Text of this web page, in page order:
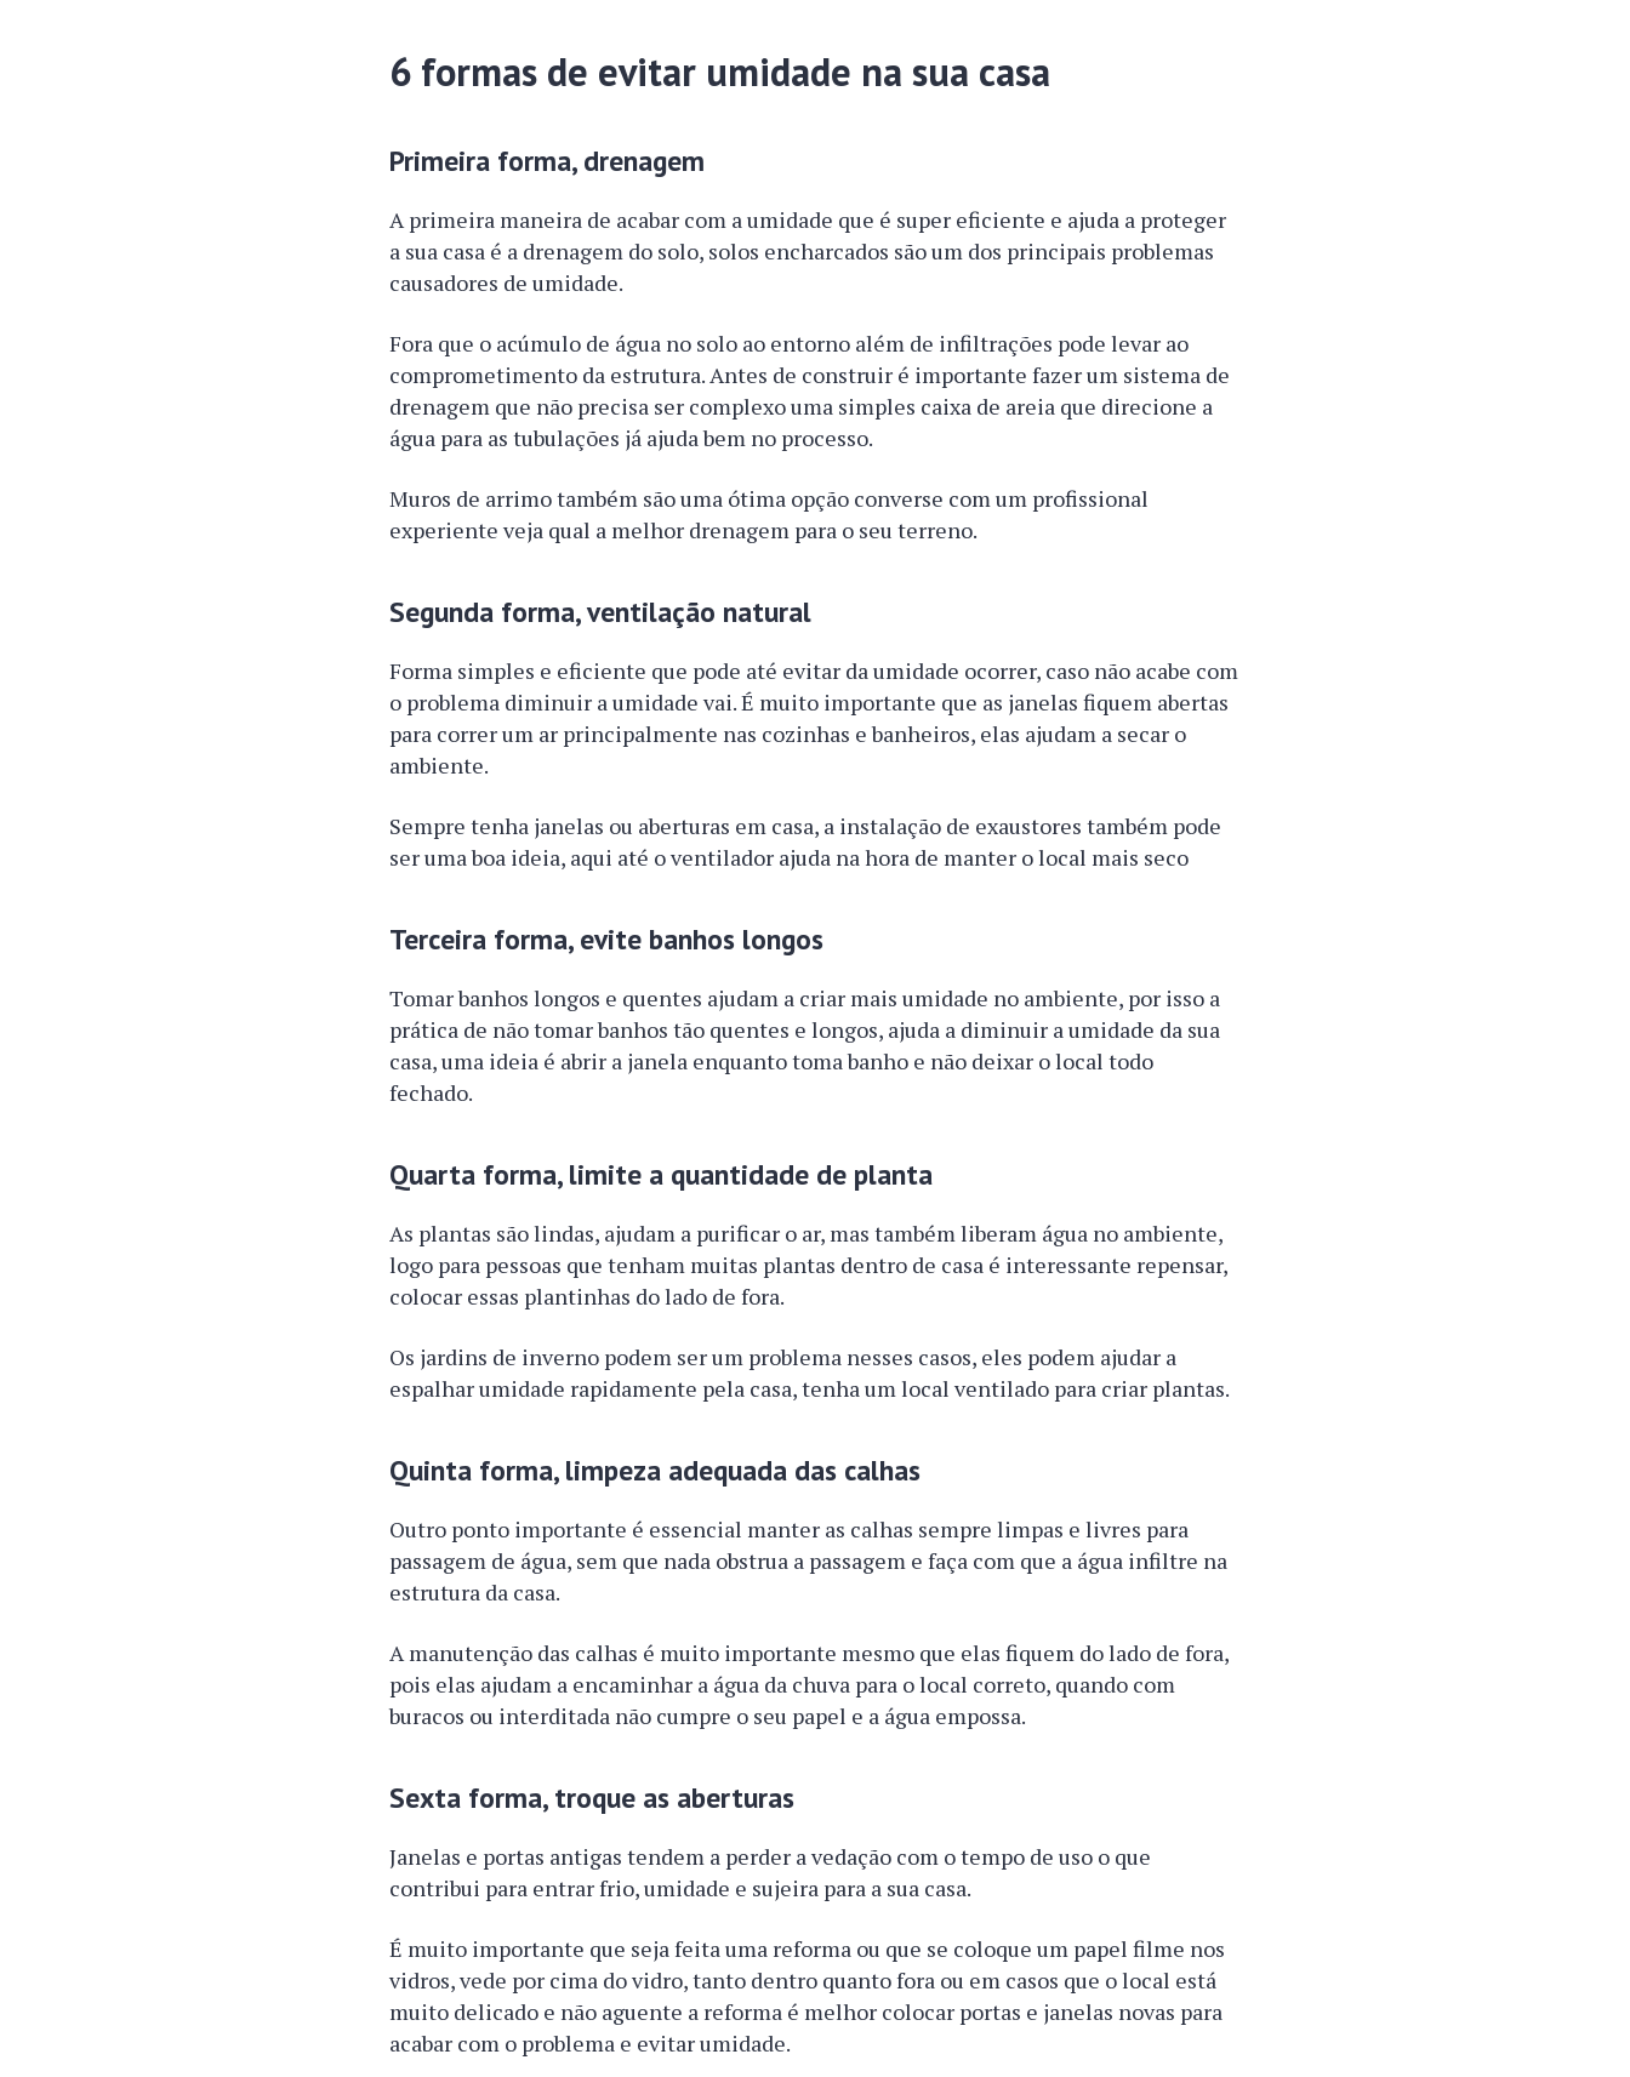
6 formas de evitar umidade na sua casa
Primeira forma, drenagem
A primeira maneira de acabar com a umidade que é super eficiente e ajuda a proteger
a sua casa é a drenagem do solo, solos encharcados são um dos principais problemas
causadores de umidade.
Fora que o acúmulo de água no solo ao entorno além de infiltrações pode levar ao
comprometimento da estrutura. Antes de construir é importante fazer um sistema de
drenagem que não precisa ser complexo uma simples caixa de areia que direcione a
água para as tubulações já ajuda bem no processo.
Muros de arrimo também são uma ótima opção converse com um profissional
experiente veja qual a melhor drenagem para o seu terreno.
Segunda forma, ventilação natural
Forma simples e eficiente que pode até evitar da umidade ocorrer, caso não acabe com
o problema diminuir a umidade vai. É muito importante que as janelas fiquem abertas
para correr um ar principalmente nas cozinhas e banheiros, elas ajudam a secar o
ambiente.
Sempre tenha janelas ou aberturas em casa, a instalação de exaustores também pode
ser uma boa ideia, aqui até o ventilador ajuda na hora de manter o local mais seco
Terceira forma, evite banhos longos
Tomar banhos longos e quentes ajudam a criar mais umidade no ambiente, por isso a
prática de não tomar banhos tão quentes e longos, ajuda a diminuir a umidade da sua
casa, uma ideia é abrir a janela enquanto toma banho e não deixar o local todo
fechado.
Quarta forma, limite a quantidade de planta
As plantas são lindas, ajudam a purificar o ar, mas também liberam água no ambiente,
logo para pessoas que tenham muitas plantas dentro de casa é interessante repensar,
colocar essas plantinhas do lado de fora.
Os jardins de inverno podem ser um problema nesses casos, eles podem ajudar a
espalhar umidade rapidamente pela casa, tenha um local ventilado para criar plantas.
Quinta forma, limpeza adequada das calhas
Outro ponto importante é essencial manter as calhas sempre limpas e livres para
passagem de água, sem que nada obstrua a passagem e faça com que a água infiltre na
estrutura da casa.
A manutenção das calhas é muito importante mesmo que elas fiquem do lado de fora,
pois elas ajudam a encaminhar a água da chuva para o local correto, quando com
buracos ou interditada não cumpre o seu papel e a água empossa.
Sexta forma, troque as aberturas
Janelas e portas antigas tendem a perder a vedação com o tempo de uso o que
contribui para entrar frio, umidade e sujeira para a sua casa.
É muito importante que seja feita uma reforma ou que se coloque um papel filme nos
vidros, vede por cima do vidro, tanto dentro quanto fora ou em casos que o local está
muito delicado e não aguente a reforma é melhor colocar portas e janelas novas para
acabar com o problema e evitar umidade.